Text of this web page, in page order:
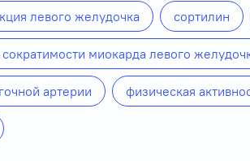
левого желудочка сортилин
миокарда левого
артерии физическая